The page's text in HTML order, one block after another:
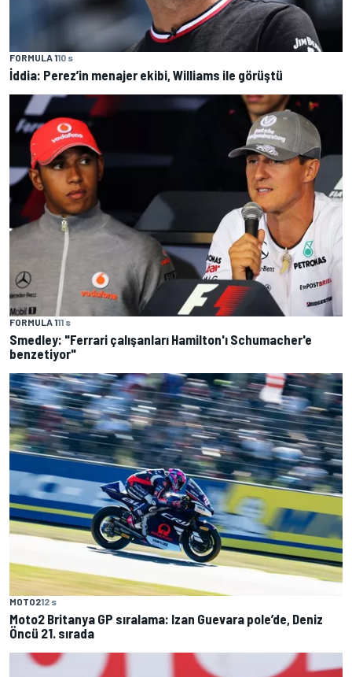
FORMULA 110 s
İddia: Perez’in menajer ekibi, Williams ile görüştü
FORMULA 111 s
Smedley: "Ferrari çalışanları Hamilton'ı Schumacher'e
benzetiyor"
MOTO212 s
Moto2 Britanya GP sıralama: Izan Guevara pole’de, Deniz
Öncü 21. sırada